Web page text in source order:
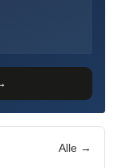
Alle →